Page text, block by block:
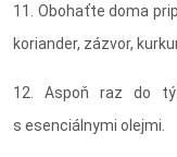
11. Obohaťte doma
koriander, zázvor,
12. Aspoň raz do
s esenciálnymi olejmi.